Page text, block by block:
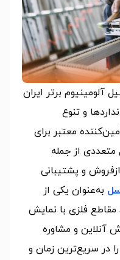
پروفیل آلومینیوم برتر ایران
و تنوع
معتبر برای
متعددی از جمله
و پشتیبانی
به‌عنوان یکی از
مقاطع فلزی با نمایش
آنلاین و مشاوره
در سریع‌ترین زمان و